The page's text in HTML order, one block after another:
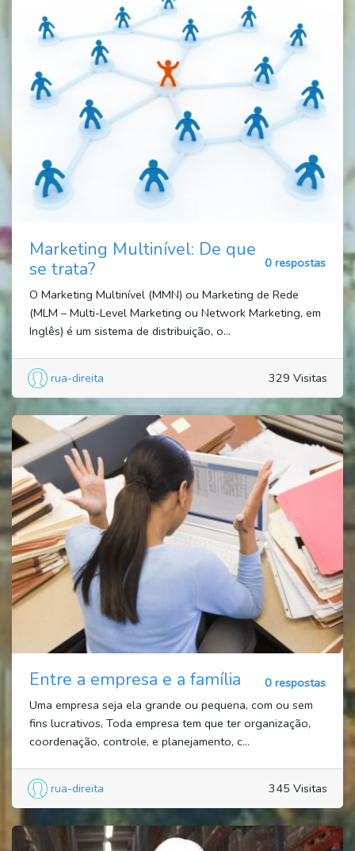
Marketing Multinível: De que
se trata?
0 respostas
O Marketing Multinível (MMN) ou Marketing de Rede
(MLM – Multi-Level Marketing ou Network Marketing, em
Inglês) é um sistema de distribuição, o...
rua-direita 329 Visitas
Entre a empresa e a família
0 respostas
Uma empresa seja ela grande ou pequena, com ou sem
fins lucrativos, Toda empresa tem que ter organização,
coordenação, controle, e planejamento, c...
rua-direita 345 Visitas